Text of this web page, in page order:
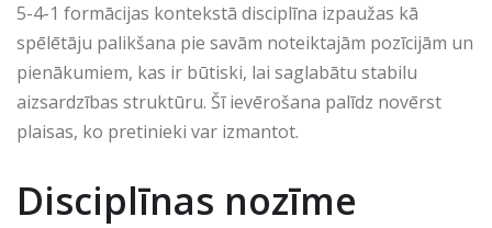
5-4-1 formācijas kontekstā disciplīna izpaužas kā
spēlētāju palikšana pie savām noteiktajām pozīcijām un
pienākumiem, kas ir būtiski, lai saglabātu stabilu
aizsardzības struktūru. Šī ievērošana palīdz novērst
plaisas, ko pretinieki var izmantot.
Disciplīnas nozīme